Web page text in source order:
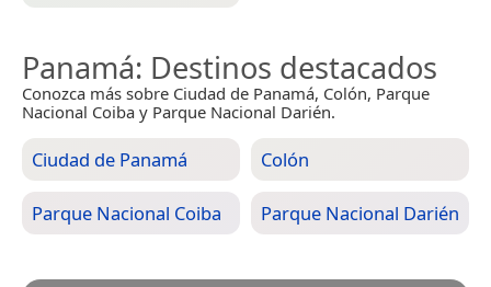
Panamá: Destinos destacados
Conozca más sobre Ciudad de Panamá, Colón, Parque
Nacional Coiba y Parque Nacional Darién.
Ciudad de Panamá Colón
Parque Nacional Coiba Parque Nacional Darién